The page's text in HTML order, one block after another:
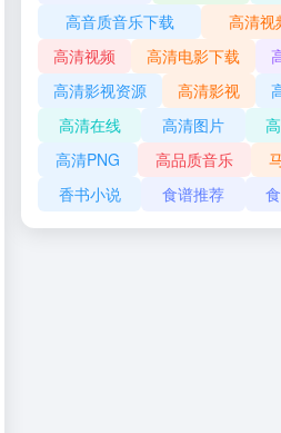
高音质音乐下载
高清视
高清视频
高清电影下载
高清影视资源
高清影视
高清在线
高清图片
高清PNG
高品质音乐
香书小说
食谱推荐